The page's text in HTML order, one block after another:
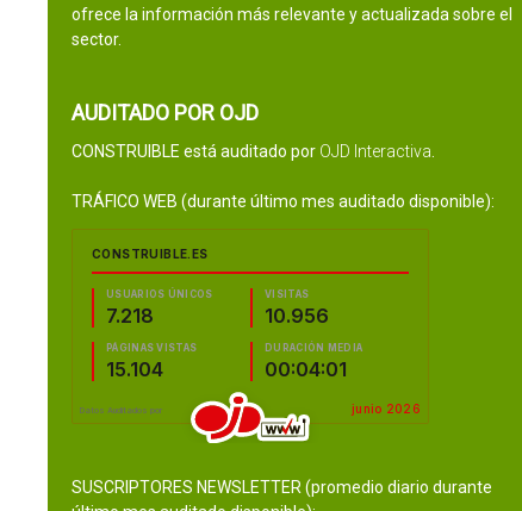
ofrece la información más relevante y actualizada sobre el
sector.
AUDITADO POR OJD
CONSTRUIBLE está auditado por OJD Interactiva
TRÁFICO WEB (durante último mes auditado disponible):
SUSCRIPTORES NEWSLETTER (promedio diario durante